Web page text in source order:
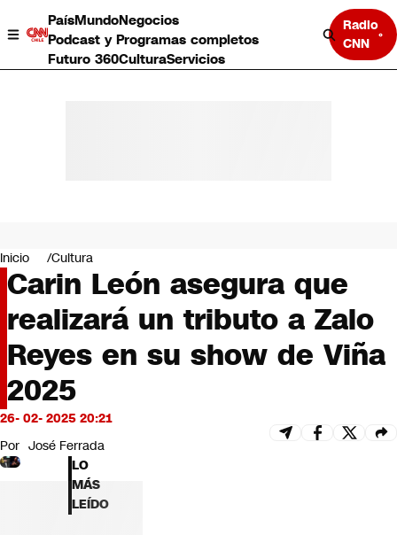
PaísMundoNegocios
Podcast y Programas completos
Futuro 360CulturaServicios
Radio
CNN
Negocios
Deportes
Programas completos
Cultura
Servicios
Bits
CNN Data
CNN tiempo
Futuro 360
Inicio Cultura
Carin León asegura que
realizará un tributo a Zalo
Reyes en su show de Viña
2025
26- 02- 2025 20:21
Por José Ferrada
LO
MÁS
LEÍDO